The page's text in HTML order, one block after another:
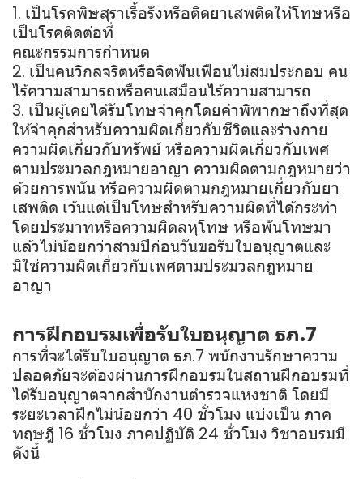
1. เป็นโรคพิษสุราเรื้อรังหรือติดยาเสพติดให้โทษหรือ
เป็นโรคติดต่อที่
คณะกรรมการกำหนด
2. เป็นคนวิกลจริตหรือจิตฟันเฟือนไม่สมประกอบ คน
ไร้ความสามารถหรือคนเสมือนไร้ความสามารถ
3. เป็นผู้เคยได้รับโทษจำคุกโดยคำพิพากษาถึงที่สุด
ให้จำคุกสำหรับความผิดเกี่ยวกับชีวิตและร่างกาย
ความผิดเกี่ยวกับทรัพย์ หรือความผิดเกี่ยวกับเพศ
ตามประมวลกฎหมายอาญา ความผิดตามกฎหมายว่า
ด้วยการพนัน หรือความผิดตามกฎหมายเกี่ยวกับยา
เสพติด เว้นแต่เป็นโทษสำหรับความผิดที่ได้กระทำ
โดยประมาทหรือความผิดลหุโทษ หรือพันโทษมา
แล้วไม่น้อยกว่าสามปีก่อนวันขอรับใบอนุญาตและ
มิใช่ความผิดเกี่ยวกับเพศตามประมวลกฎหมาย
อาญา
การฝึกอบรมเพื่อรับใบอนุญาต ธภ.7
การที่จะได้รับใบอนุญาต ธภ.7 พนักงานรักษาความ
ปลอดภัยจะต้องผ่านการฝึกอบรมในสถานฝึกอบรมที่
ได้รับอนุญาตจากสำนักงานตำรวจแห่งชาติ โดยมี
ระยะเวลาฝึกไม่น้อยกว่า 40 ชั่วโมง แบ่งเป็น ภาค
ทฤษฎี 16 ชั่วโมง ภาคปฏิบัติ 24 ชั่วโมง วิชาอบรมมี
ดังนี้